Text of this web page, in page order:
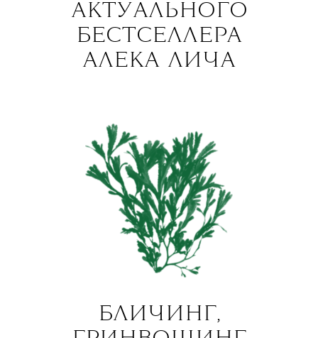
АКТУАЛЬНОГО
БЕСТСЕЛЛЕРА
АЛЕКА ЛИЧА
БЛИЧИНГ,